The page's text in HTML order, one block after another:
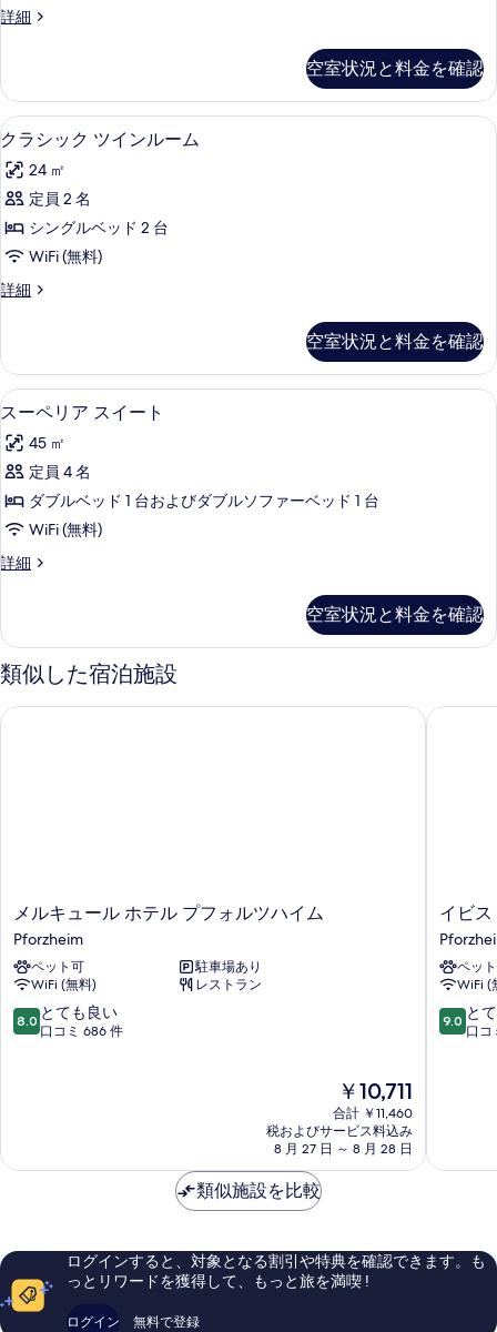
表
す
る
て
真
を
表
示
す
る
細
ー
の
す
べ
て
の
写
真
を
す
る
詳細
ジ
ス
イ
ー
の
詳
空室状況と料金を確認
ク
ラ
シ
ッ
ク
ツ
イ
ル
ー
ム
の
す
べ
て
の
を
表
示
クラシック ツインルーム | ミニバー
6
クラシック ツインルーム
24 ㎡
定員 2 名
シングルベッド 2 台
WiFi (無料)
詳細
ク
ク
ツ
イ
ル
ー
の
詳
空室状況と料金を確認
ス
ー
ペ
リ
ア
ス
イ
ト
の
す
べ
示
す
る
スーペリア スイート | ミニバー、セ
8
スーペリア スイート
45 ㎡
定員 4 名
ダブルベッド 1 台およびダブルソファーベッド 1 台
WiFi (無料)
詳細
ス
ア
ス
イ
ト
空室状況と料金を確認
類似した宿泊施設
メ
ル
キ
ュ
ー
ル
ホ
ツ
Pforzheim
メルキュール ホテル プフォルツハイム
Pforzheim
ペット可
駐車場あり
WiFi (無料)
レストラン
10
段
良
ミ
件
件
8.0 とても良い
口コミ 686 件
現
在
の
料
金
￥10,711
合計 ￥11,460
税およびサービス料込み
8 月 27 日 ～ 8 月 28 日
メルキュール ホテル プフォルツハイム
イ
ビ
ス
ス
タ
イ
ル
ハ
イビ
ペッ
WiFi (
10
段
素
い、
口
9.0 と
口コ
イビス
類似施設を比較
ログインすると、対象となる割引や特典を確認できます。も
っとリワードを獲得して、もっと旅を満喫 !
ログイン 無料で登録